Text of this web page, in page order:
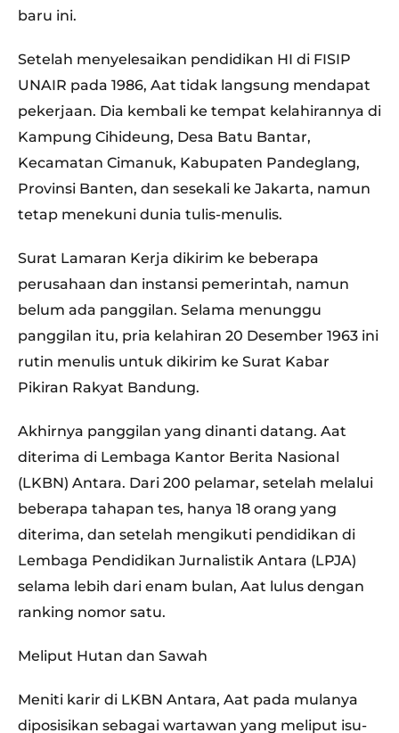
baru ini.
Setelah menyelesaikan pendidikan HI di FISIP
UNAIR pada 1986, Aat tidak langsung mendapat
pekerjaan. Dia kembali ke tempat kelahirannya di
Kampung Cihideung, Desa Batu Bantar,
Kecamatan Cimanuk, Kabupaten Pandeglang,
Provinsi Banten, dan sesekali ke Jakarta, namun
tetap menekuni dunia tulis-menulis.
Surat Lamaran Kerja dikirim ke beberapa
perusahaan dan instansi pemerintah, namun
belum ada panggilan. Selama menunggu
panggilan itu, pria kelahiran 20 Desember 1963 ini
rutin menulis untuk dikirim ke Surat Kabar
Pikiran Rakyat Bandung.
Akhirnya panggilan yang dinanti datang. Aat
diterima di Lembaga Kantor Berita Nasional
(LKBN) Antara. Dari 200 pelamar, setelah melalui
beberapa tahapan tes, hanya 18 orang yang
diterima, dan setelah mengikuti pendidikan di
Lembaga Pendidikan Jurnalistik Antara (LPJA)
selama lebih dari enam bulan, Aat lulus dengan
ranking nomor satu.
Meliput Hutan dan Sawah
Meniti karir di LKBN Antara, Aat pada mulanya
diposisikan sebagai wartawan yang meliput isu-